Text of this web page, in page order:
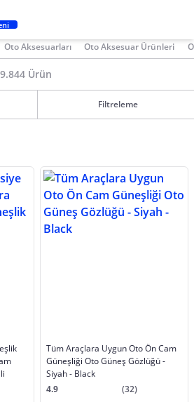
Oto Aksesuarları Oto Aksesuar Ürünleri
9.844 Ürün
Filtreleme
Tüm Araçlara Uygun Oto Ön Cam
Güneşliği Oto Güneş Gözlüğü -
Siyah - Black
4.9
(32)